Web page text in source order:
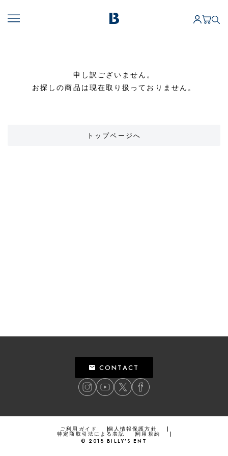
申し訳ございません。
お探しの商品は現在取り扱っておりません。
トップページへ
CONTACT
ご利用ガイド 個人情報保護方針
特定商取引法による表記
利用規約
© 2018 BILLY’S ENT